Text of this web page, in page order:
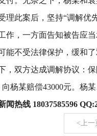
理此案后，坚持“调解优
作，一方面告知被告应
能不受法律保护，缓和
，双方达成调解协议：
向杨某赔偿43000元。杨
闻热线 18037585596
<上一